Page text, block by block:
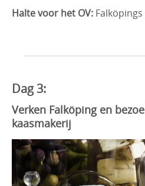
Halte voor het OV:
Dag 3:
Verken Falköping en
kaasmakerij